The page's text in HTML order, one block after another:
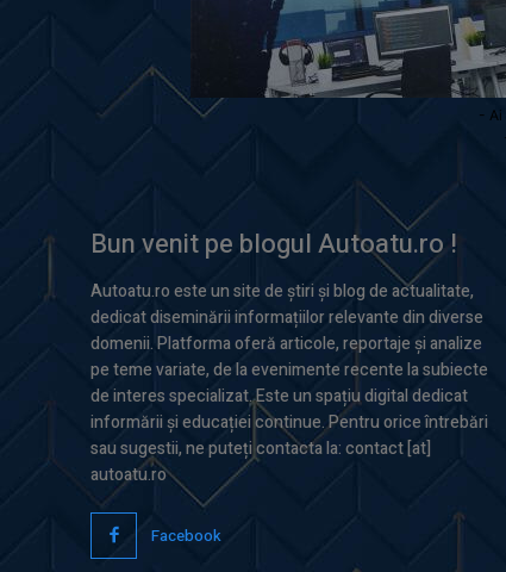
- Ai
Bun venit pe blogul Autoatu.ro !
Autoatu.ro este un site de știri și blog de actualitate,
dedicat diseminării informațiilor relevante din diverse
domenii. Platforma oferă articole, reportaje și analize
pe teme variate, de la evenimente recente la subiecte
de interes specializat. Este un spațiu digital dedicat
informării și educației continue. Pentru orice întrebări
sau sugestii, ne puteți contacta la: contact [at]
autoatu.ro
Facebook